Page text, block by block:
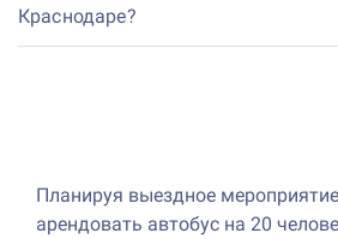
Краснодаре?
Планируя выездное
арендовать автобус на 20